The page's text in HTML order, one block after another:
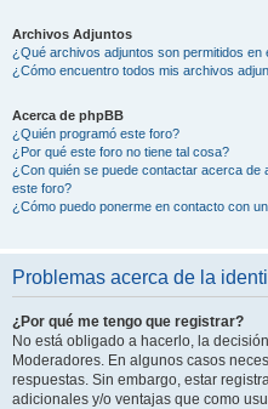
Archivos Adjuntos
¿Qué archivos adjuntos son permitidos en
¿Cómo encuentro todos mis archivos
Acerca de phpBB
¿Quién programó este foro?
¿Por qué este foro no tiene tal cosa?
¿Con quién se puede contactar acerca
este foro?
¿Cómo puedo ponerme en contacto con
Problemas acerca de la
¿Por qué me tengo que registrar?
No está obligado a hacerlo, la
Moderadores. En algunos casos
respuestas. Sin embargo, estar
adicionales y/o ventajas que como